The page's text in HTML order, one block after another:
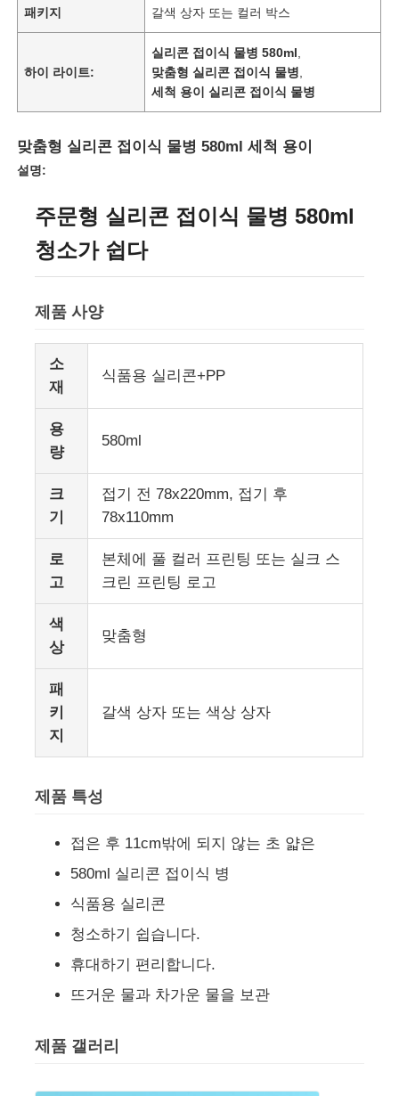
제품
비디오
우리 에 관한 것
공장 투어
패키지 갈색 상자 또는 컬러 박스
하이 라이트:
실리콘 접이식 물병 580ml
맞춤형 실리콘 접이식 물병
세척 용이 실리콘 접이식 물병
맞춤형 실리콘 접이식 물병 580ml 세척 용이
설명:
주문형 실리콘 접이식 물병 580ml
청소가 쉽다
제품 사양
소
재
식품용 실리콘+PP
용
량
580ml
크
기
접기 전 78x220mm, 접기 후
78x110mm
로
고
본체에 풀 컬러 프린팅 또는 실크 스
크린 프린팅 로고
색
상
맞춤형
패
키
지
갈색 상자 또는 색상 상자
제품 특성
접은 후 11cm밖에 되지 않는 초 얇은
580ml 실리콘 접이식 병
식품용 실리콘
청소하기 쉽습니다.
휴대하기 편리합니다.
뜨거운 물과 차가운 물을 보관
제품 갤러리